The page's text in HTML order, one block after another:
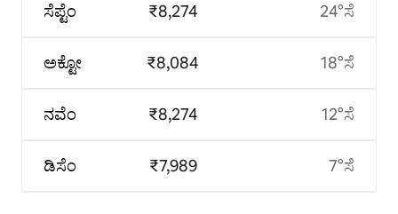
ಸೆಪ್ಟೆಂ
ಅಕ್ಟೋ
ನವೆಂ
ಡಿಸೆಂ
₹8,274
₹8,084
₹8,274
₹7,989
24°ಸೆ
18°ಸೆ
12°ಸೆ
7°ಸೆ